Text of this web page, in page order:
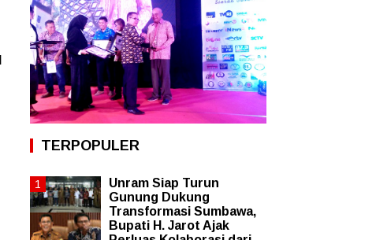
TERPOPULER
Unram Siap Turun
Gunung Dukung
Transformasi Sumbawa,
Bupati H. Jarot Ajak